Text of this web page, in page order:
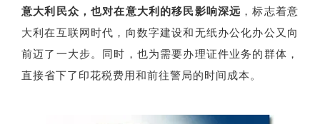
意大利民众，也对在意大利的移民影响深远 ，标志着意
大利在互联网时代，向数字建设和无纸办公化办公又向
前迈了一大步。同时，也为需要办理证件业务的群体，
直接省下了印花税费用和前往警局的时间成本。